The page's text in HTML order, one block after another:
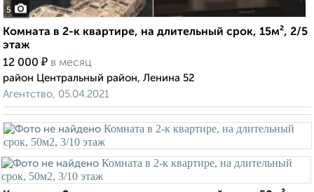
5
Комната в 2-к квартире, на длительный срок, 15м², 2/5
этаж
12 000 ₽ в месяц
район Центральный район, Ленина 52
Агентство, 05.04.2021